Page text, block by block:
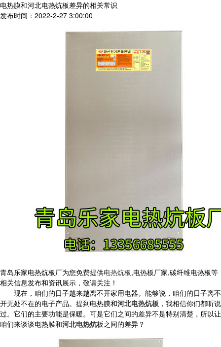
电热膜和河北电热炕板差异的相关常识
发布时间：2022-2-27 3:00:00
青岛乐家电热炕板厂为您免费提供电热炕板,电热板厂家,碳纤维电热板等
相关信息发布和资讯展示，敬请关注！
现在，咱们的日子越来越离不开家用电器。能够说，咱们的日子离不
开无处不在的电子产品。提到电热膜和河北电热炕板 ，我相信你们都听说
过。它们的主要功能是保暖。可是它们之间的差异不是特别清楚，所以让
咱们来谈谈电热膜和河北电热炕板之间的差异？